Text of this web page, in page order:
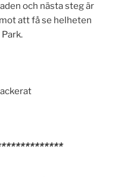
och nästa steg är
att få se helheten